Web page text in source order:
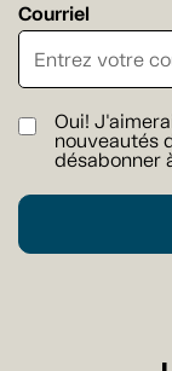
Courriel
Oui!
nouveautés
désabonner